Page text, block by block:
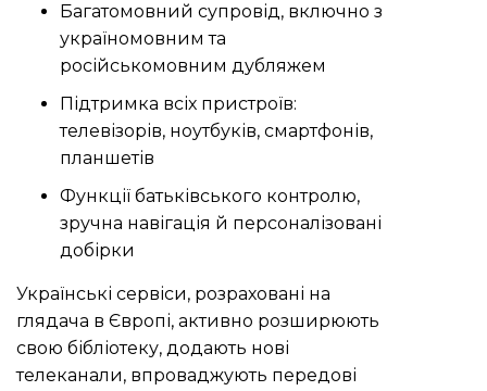
Багатомовний супровід, включно з
україномовним та
російськомовним дубляжем
Підтримка всіх пристроїв:
телевізорів, ноутбуків, смартфонів,
планшетів
Функції батьківського контролю,
зручна навігація й персоналізовані
добірки
Українські сервіси, розраховані на
глядача в Європі, активно розширюють
свою бібліотеку, додають нові
телеканали, впроваджують передові